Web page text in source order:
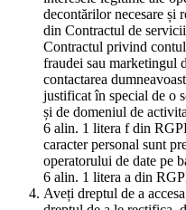
decontărilor necesare și
din Contractul de
Contractul privind
fraudei sau marketingul
contactarea
justificat în special de o
și de domeniul de
6 alin. 1 litera f din
caracter personal sunt
operatorului de date pe
6 alin. 1 litera a din
Aveți dreptul de a